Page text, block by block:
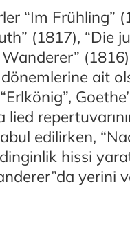
“Im Frühling”
(1817), “Die
dönemlerine ait
edilirken,
hissi
yerini